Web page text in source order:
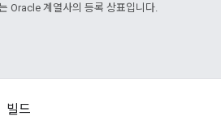
Oracle 계열사의 등록 상표입니다.
빌드